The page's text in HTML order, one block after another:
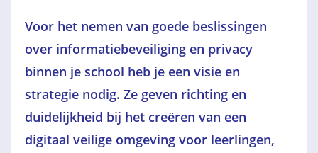
Voor het nemen van goede beslissingen
over informatiebeveiliging en privacy
binnen je school heb je een visie en
strategie nodig. Ze geven richting en
duidelijkheid bij het creëren van een
digitaal veilige omgeving voor leerlingen,